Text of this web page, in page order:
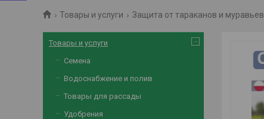
Товары и услуги Защита от тараканов и муравьев
Товары и услуги
Семена
Водоснабжение и полив
Товары для рассады
Удобрения